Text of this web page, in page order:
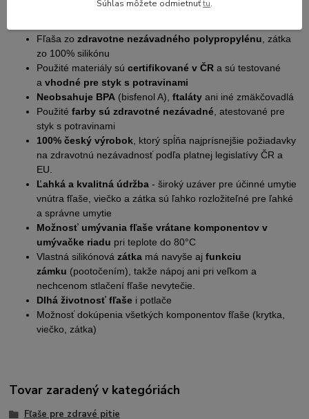
Fľaša zozdravotne nezávadného polypropylénu , zátka
zo 100% silikónu
Použité materiály súcertifikované v ČR a sú testované
avhodné pre styk s potravinami
Neobsahuje BPA (bisfenol A),ftaláty ani iné zmäkčovadlá
Použitéfarby sú zdravotné nezávadné , atestované pre
styk s potravinami
100% český výrobok , ktorý spĺňa najprísnejšie požiadavky
na zdravotnú nezávadnosť podľa platnej legislatívy ČR a
EU.
Ľahká a kvalitná údržba - široký uzáver pre účinné umytie
vnútra fľaše, viečko a zátka sú ľahko rozložiteľné pre ľahké
a správne umytie
Možnosť umývania fľaše vrátane komponentov v
umývačke riadu pri teplote do 80°C
Vlastná silikónovázátka má navyše ajfunkciu
zámku (pootočením), takže nápoj ani pri veľkom a
nechcenom stlačení fľaše nevytečie.
Dlhá životnosť fľaše i potlače
Možnosť dokúpenia všetkých komponentov fľaše (krytka,
viečko, zátka)
Tovar zaradený v kategóriách
Fľaše pre zdravé pitie
Súhlas môžete odmietnuťtu.